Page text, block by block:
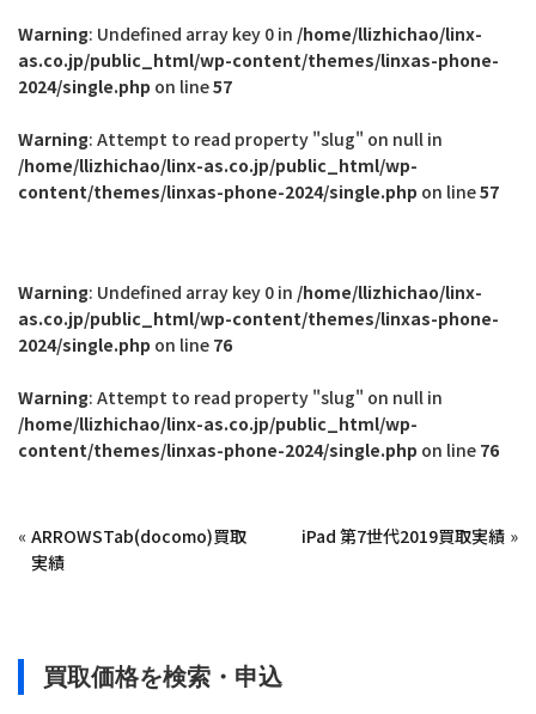
Warning: Undefined array key 0 in /home/llizhichao/linx-
as.co.jp/public_html/wp-content/themes/linxas-phone-
2024/single.php on line57
Warning: Attempt to read property "slug" on null in
/home/llizhichao/linx-as.co.jp/public_html/wp-
content/themes/linxas-phone-2024/single.php on line57
Warning: Undefined array key 0 in /home/llizhichao/linx-
as.co.jp/public_html/wp-content/themes/linxas-phone-
2024/single.php on line 76
Warning: Attempt to read property "slug" on null in
/home/llizhichao/linx-as.co.jp/public_html/wp-
content/themes/linxas-phone-2024/single.php on line 76
« ARROWSTab(docomo)買取
実績
iPad 第7世代2019買取実績 »
買取価格を検索・申込